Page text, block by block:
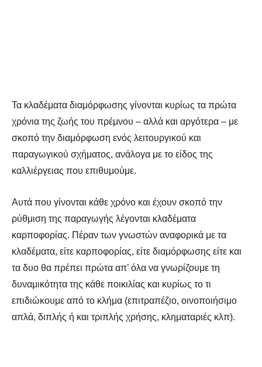
Τα κλαδέματα διαμόρφωσης γίνονται κυρίως τα πρώτα
χρόνια της ζωής του πρέμνου – αλλά και αργότερα – με
σκοπό την διαμόρφωση ενός λειτουργικού και
παραγωγικού σχήματος, ανάλογα με το είδος της
καλλιέργειας που επιθυμούμε.
Αυτά που γίνονται κάθε χρόνο και έχουν σκοπό την
ρύθμιση της παραγωγής λέγονται κλαδέματα
καρποφορίας. Πέραν των γνωστών αναφορικά με τα
κλαδέματα, είτε καρποφορίας, είτε διαμόρφωσης είτε και
τα δυο θα πρέπει πρώτα απ’ όλα να γνωρίζουμε τη
δυναμικότητα της κάθε ποικιλίας και κυρίως το τι
επιδιώκουμε από το κλήμα (επιτραπέζιο, οινοποιήσιμο
απλά, διπλής ή και τριπλής χρήσης, κληματαριές κλπ).